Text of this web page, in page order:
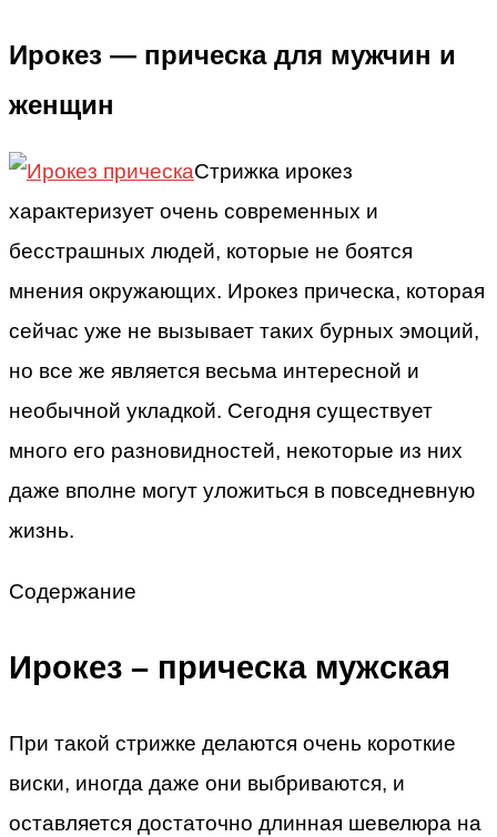
Ирокез — прическа для мужчин и
женщин
Стрижка ирокез
характеризует очень современных и
бесстрашных людей, которые не боятся
мнения окружающих. Ирокез прическа, которая
сейчас уже не вызывает таких бурных эмоций,
но все же является весьма интересной и
необычной укладкой. Сегодня существует
много его разновидностей, некоторые из них
даже вполне могут уложиться в повседневную
жизнь.
Содержание
Ирокез – прическа мужская
При такой стрижке делаются очень короткие
виски, иногда даже они выбриваются, и
оставляется достаточно длинная шевелюра на